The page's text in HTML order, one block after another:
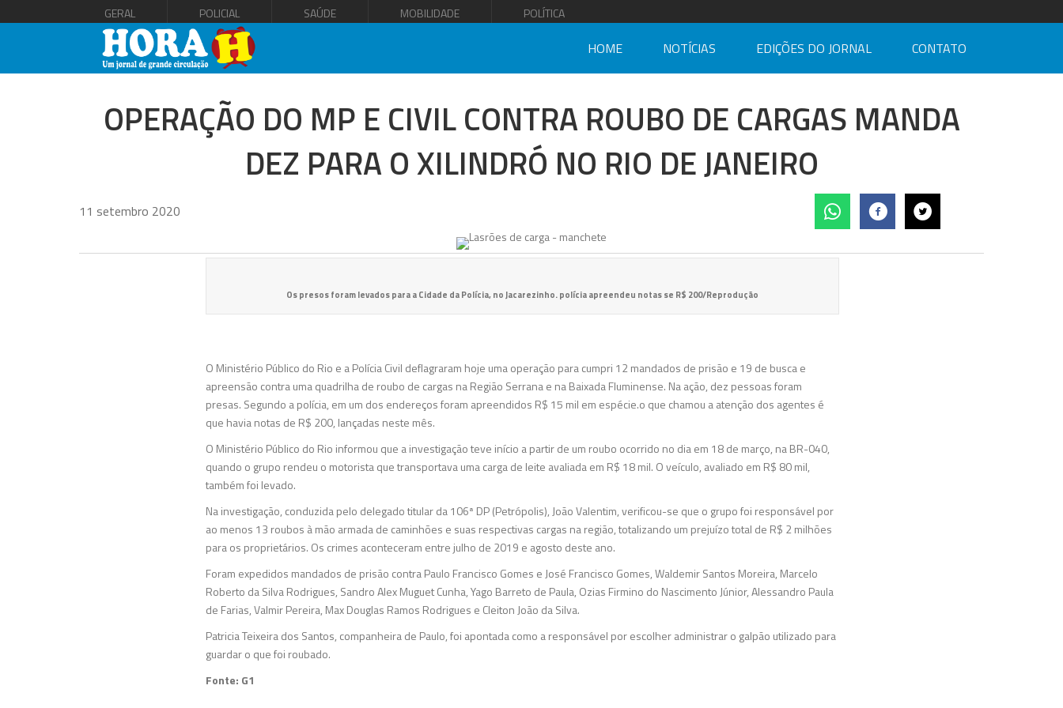
GERAL POLICIAL SAÚDE MOBILIDADE POLÍTICA
HOME NOTÍCIAS EDIÇÕES DO JORNAL CONTATO
OPERAÇÃO DO MP E CIVIL CONTRA ROUBO DE CARGAS MANDA
DEZ PARA O XILINDRÓ NO RIO DE JANEIRO
11 setembro 2020
Os presos foram levados para a Cidade da Polícia, no Jacarezinho. polícia apreendeu notas se R$ 200/Reprodução
O Ministério Público do Rio e a Polícia Civil deflagraram hoje uma operação para cumpri 12 mandados de prisão e 19 de busca e
apreensão contra uma quadrilha de roubo de cargas na Região Serrana e na Baixada Fluminense. Na ação, dez pessoas foram
presas. Segundo a polícia, em um dos endereços foram apreendidos R$ 15 mil em espécie.o que chamou a atenção dos agentes é
que havia notas de R$ 200, lançadas neste mês.
O Ministério Público do Rio informou que a investigação teve início a partir de um roubo ocorrido no dia em 18 de março, na BR-040,
quando o grupo rendeu o motorista que transportava uma carga de leite avaliada em R$ 18 mil. O veículo, avaliado em R$ 80 mil,
também foi levado.
Na investigação, conduzida pelo delegado titular da 106ª DP (Petrópolis), João Valentim, verificou-se que o grupo foi responsável por
ao menos 13 roubos à mão armada de caminhões e suas respectivas cargas na região, totalizando um prejuízo total de R$ 2 milhões
para os proprietários. Os crimes aconteceram entre julho de 2019 e agosto deste ano.
Foram expedidos mandados de prisão contra Paulo Francisco Gomes e José Francisco Gomes, Waldemir Santos Moreira, Marcelo
Roberto da Silva Rodrigues, Sandro Alex Muguet Cunha, Yago Barreto de Paula, Ozias Firmino do Nascimento Júnior, Alessandro Paula
de Farias, Valmir Pereira, Max Douglas Ramos Rodrigues e Cleiton João da Silva.
Patricia Teixeira dos Santos, companheira de Paulo, foi apontada como a responsável por escolher administrar o galpão utilizado para
guardar o que foi roubado.
Fonte: G1